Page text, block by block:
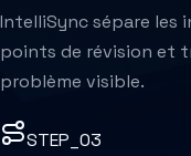
IntelliSync sépare les
points de révision et
problème visible.
STEP_03